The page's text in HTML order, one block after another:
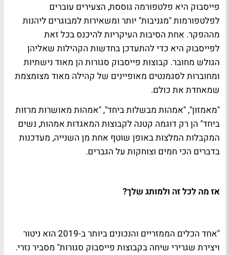
פייסבוק היא פלטפורמה גוססת, הצעירים עוברים
לפלטפורמות "מגניבות" יותר ומשאירות למבוגרים ליהנות
מההפקר. אחת הסיבות העיקריות להיכנס בכל זאת
לפייסבוק היא כדי להתעדכן בחדשות הקהילות שאליהן
הגולש מחובר. קבוצות פייסבוק סגורות הן מאוד נישתיות
ומחוברות לסגמנטים מאופיינים של קהילה מאוד מצומצמת
שמאחדת את כולם.
"מאמזון", "אמהות מבשלות ביחד", "אמהות מאושרות מרזות
ביחד" הן רק דוגמה קטנה לקבוצות המאגדות אמהות, נשים
המקבלות המלצות באופן שוטף אחת מן השנייה, מעדכנות
בדברים הכי חמים וצוחקות על הגברים.
אז מה לכל זה ולמותג שלך?
"אחד הכלים הממזריים והנכונים ביותר ב-2019 הוא ניטור
ויצירת שגרירי שיחה בקבוצות פייסבוק סגורות" מסביר נזרי.